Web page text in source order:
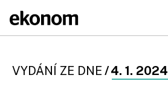
VYDÁNÍ ZE DNE /4. 1. 2024